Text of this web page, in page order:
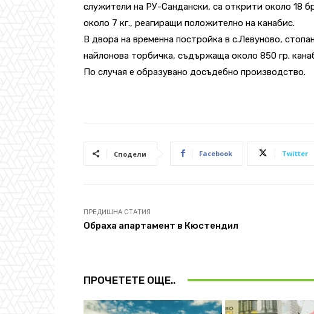
служители на РУ-Сандански, са открити около 18
около 7 кг., реагиращи положително на канабис.
В двора на временна постройка в с.Левуново,
найлонова торбичка, съдържаща около 850 гр.
По случая е образувано досъдебно производство.
Сподели Facebook Twitter
ПРЕДИШНА СТАТИЯ
Обраха апартамент в Кюстендил
ПРОЧЕТЕТЕ ОЩЕ..